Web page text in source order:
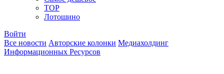
TOP
Лотошино
Войти
Все новости Авторские колонки Медиахолдинг
Информационных Ресурсов